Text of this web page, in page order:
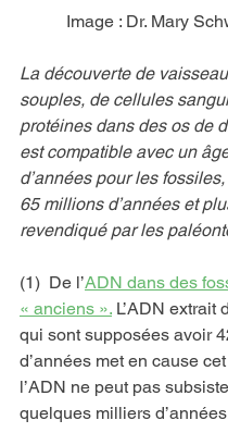
Image : Dr. Mary
La découverte de
souples, de cellules
protéines dans des os de
est compatible avec un
d’années pour les
65 millions d’années et
revendiqué par les
(1)  De l’ADN dans des
« anciens ». L’ADN extrait
qui sont supposées avoir
d’années met en cause
l’ADN ne peut pas
quelques milliers